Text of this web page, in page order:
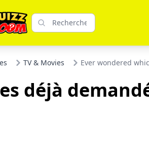
TV & Movies Ever wondered
déjà